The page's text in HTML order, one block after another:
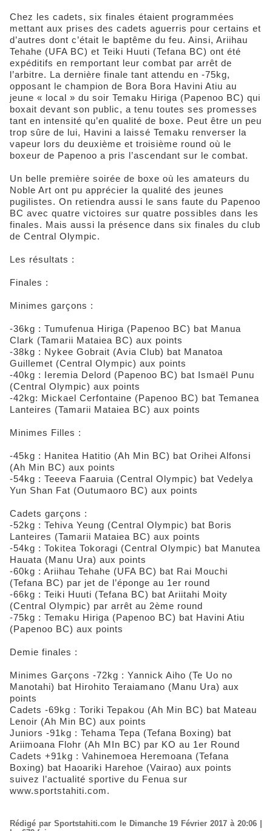
Chez les cadets, six finales étaient programmées
mettant aux prises des cadets aguerris pour certains et
d’autres dont c’était le baptême du feu. Ainsi, Ariihau
Tehahe (UFA BC) et Teiki Huuti (Tefana BC) ont été
expéditifs en remportant leur combat par arrêt de
l’arbitre. La dernière finale tant attendu en -75kg,
opposant le champion de Bora Bora Havini Atiu au
jeune « local » du soir Temaku Hiriga (Papenoo BC) qui
boxait devant son public, a tenu toutes ses promesses
tant en intensité qu’en qualité de boxe. Peut être un peu
trop sûre de lui, Havini a laissé Temaku renverser la
vapeur lors du deuxième et troisième round où le
boxeur de Papenoo a pris l’ascendant sur le combat.
Un belle première soirée de boxe où les amateurs du
Noble Art ont pu apprécier la qualité des jeunes
pugilistes. On retiendra aussi le sans faute du Papenoo
BC avec quatre victoires sur quatre possibles dans les
finales. Mais aussi la présence dans six finales du club
de Central Olympic.
Les résultats :
Finales :
Minimes garçons :
-36kg : Tumufenua Hiriga (Papenoo BC) bat Manua
Clark (Tamarii Mataiea BC) aux points
-38kg : Nykee Gobrait (Avia Club) bat Manatoa
Guillemet (Central Olympic) aux points
-40kg : Ieremia Delord (Papenoo BC) bat Ismaël Punu
(Central Olympic) aux points
-42kg: Mickael Cerfontaine (Papenoo BC) bat Temanea
Lanteires (Tamarii Mataiea BC) aux points
Minimes Filles :
-45kg : Hanitea Hatitio (Ah Min BC) bat Orihei Alfonsi
(Ah Min BC) aux points
-54kg : Teeeva Faaruia (Central Olympic) bat Vedelya
Yun Shan Fat (Outumaoro BC) aux points
Cadets garçons :
-52kg : Tehiva Yeung (Central Olympic) bat Boris
Lanteires (Tamarii Mataiea BC) aux points
-54kg : Tokitea Tokoragi (Central Olympic) bat Manutea
Hauata (Manu Ura) aux points
-60kg : Ariihau Tehahe (UFA BC) bat Rai Mouchi
(Tefana BC) par jet de l’éponge au 1er round
-66kg : Teiki Huuti (Tefana BC) bat Ariitahi Moity
(Central Olympic) par arrêt au 2ème round
-75kg : Temaku Hiriga (Papenoo BC) bat Havini Atiu
(Papenoo BC) aux points
Demie finales :
Minimes Garçons -72kg : Yannick Aiho (Te Uo no
Manotahi) bat Hirohito Teraiamano (Manu Ura) aux
points
Cadets -69kg : Toriki Tepakou (Ah Min BC) bat Mateau
Lenoir (Ah Min BC) aux points
Juniors -91kg : Tehama Tepa (Tefana Boxing) bat
Ariimoana Flohr (Ah MIn BC) par KO au 1er Round
Cadets +91kg : Vahinemoea Heremoana (Tefana
Boxing) bat Haoariki Harehoe (Vairao) aux points
suivez l’actualité sportive du Fenua sur
www.sportstahiti.com.
Rédigé par Sportstahiti.com le Dimanche 19 Février 2017 à 20:06 |